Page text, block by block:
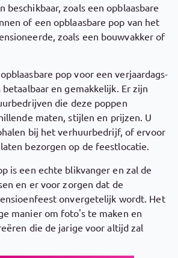
beschikbaar, zoals een opblaasbare
of een opblaasbare pop van het
zoals een bouwvakker of
pop voor een verjaardags-
en gemakkelijk. Er zijn
die deze poppen
maten, stijlen en prijzen. U
bij het verhuurbedrijf, of ervoor
bezorgen op de feestlocatie.
is een echte blikvanger en zal de
en er voor zorgen dat de
onvergetelijk wordt. Het
manier om foto's te maken en
die de jarige voor altijd zal